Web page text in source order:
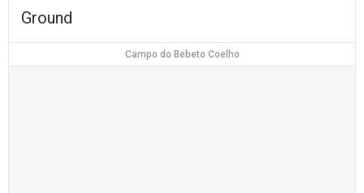
Ground
Campo do Bebeto Coelho